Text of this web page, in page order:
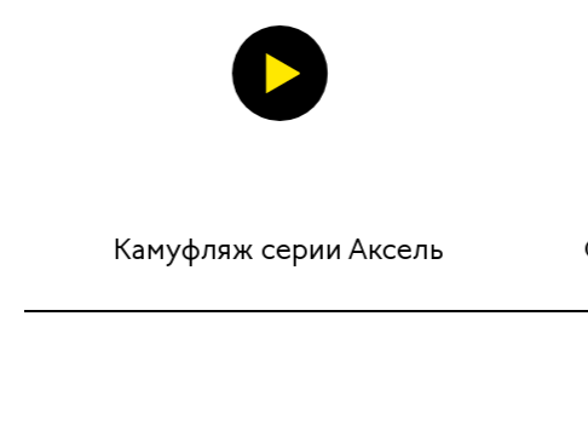
Камуфляж серии Аксель